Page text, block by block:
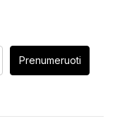
Prenumeruoti